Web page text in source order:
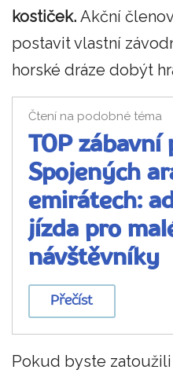
kostiček. Akční
postavit vlastní
horské dráze dobýt
Čtení na podobné téma
TOP zábavní
Spojených
emirátech:
jízda pro
návštěvníky
Přečíst
Pokud byste